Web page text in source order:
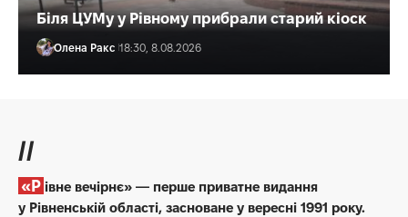
Біля ЦУМу у Рівному прибрали старий кіоск
Олена Ракс 18:30, 8.08.2026
//
«Рівне вечірнє» — перше приватне видання
у Рівненській області, засноване у вересні 1991 року.